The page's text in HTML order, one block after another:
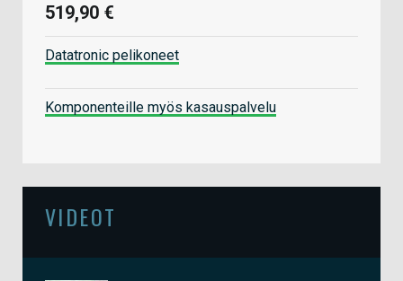
519,90 €
Datatronic pelikoneet
Komponenteille myös kasauspalvelu
VIDEOT